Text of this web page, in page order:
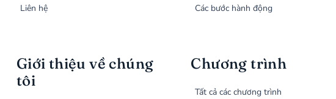
Liên hệ
Các bước hành động
Giới thiệu về chúng
tôi
Chương trình
Tất cả các chương trình